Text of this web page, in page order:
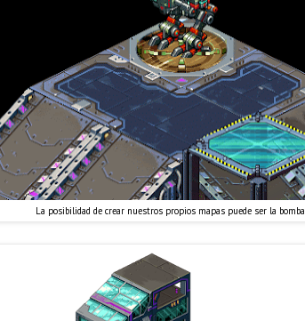
La posibilidad de crear nuestros propios mapas puede ser la bomba